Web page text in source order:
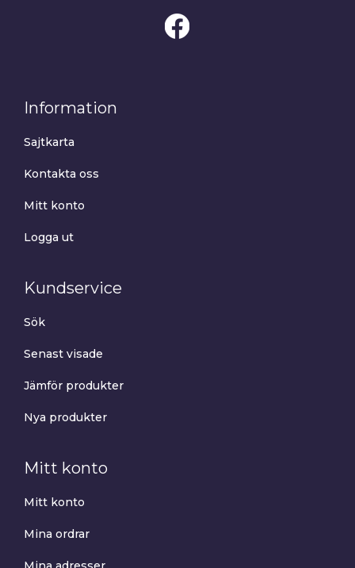
Information
Sajtkarta
Kontakta oss
Mitt konto
Logga ut
Kundservice
Sök
Senast visade
Jämför produkter
Nya produkter
Mitt konto
Mitt konto
Mina ordrar